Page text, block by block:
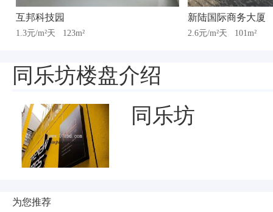
互邦科技园
1.3元/m²天 123m²
新陆国际商务大厦
2.6元/m²天 101m²
同乐坊楼盘介绍
同乐坊
为您推荐